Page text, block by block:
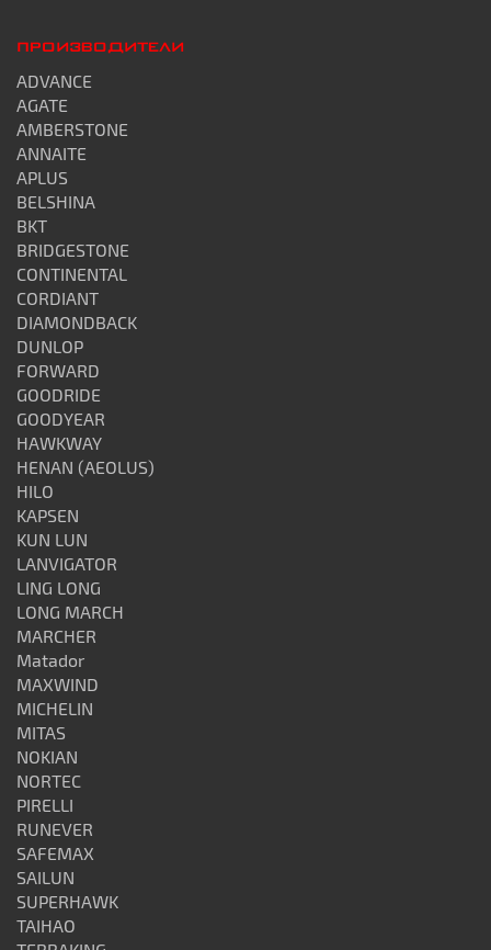
ПРОИЗВОДИТЕЛИ
ADVANCE
AGATE
AMBERSTONE
ANNAITE
APLUS
BELSHINA
BKT
BRIDGESTONE
CONTINENTAL
CORDIANT
DIAMONDBACK
DUNLOP
FORWARD
GOODRIDE
GOODYEAR
HAWKWAY
HENAN (AEOLUS)
HILO
KAPSEN
KUN LUN
LANVIGATOR
LING LONG
LONG MARCH
MARCHER
Matador
MAXWIND
MICHELIN
MITAS
NOKIAN
NORTEC
PIRELLI
RUNEVER
SAFEMAX
SAILUN
SUPERHAWK
TAIHAO